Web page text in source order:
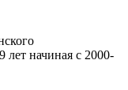
лет начиная с 2000-